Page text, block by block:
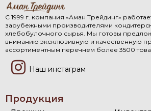
С 1999 г. компания «Аман Трейдинг»
зарубежными производителями
хлебобулочного сырья. Мы готовы
вниманию эксклюзивную и качественную
ассортиментным перечнем более 3500
Наш инстаграм
Продукция